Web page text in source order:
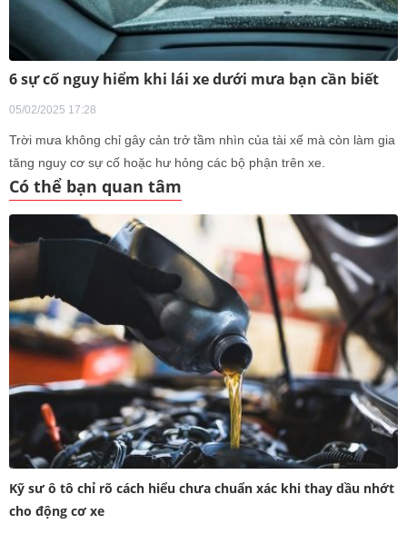
6 sự cố nguy hiểm khi lái xe dưới mưa bạn cần biết
05/02/2025 17:28
Trời mưa không chỉ gây cản trở tầm nhìn của tài xế mà còn làm gia
tăng nguy cơ sự cố hoặc hư hỏng các bộ phận trên xe.
Có thể bạn quan tâm
Kỹ sư ô tô chỉ rõ cách hiểu chưa chuẩn xác khi thay dầu nhớt
cho động cơ xe